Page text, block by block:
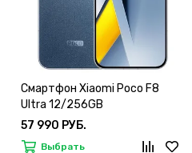
Смартфон Xiaomi Poco F8
Ultra 12/256GB
57 990 РУБ.
Выбрать